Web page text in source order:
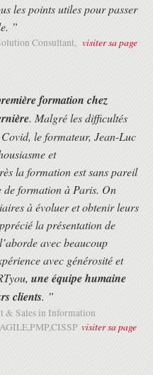
à la date à l'heure que choisira
: 60 minutes. Score à
langue anglaise.
les points utiles pour passer
”
Consultant, visiter sa page
formation chez
. Malgré les difficultés
le formateur, Jean-Luc
et
la formation est sans pareil
formation à Paris. On
à évoluer et obtenir leurs
la présentation de
avec beaucoup
avec générosité et
une équipe humaine
clients. ”
& Sales in Information
visiter sa page